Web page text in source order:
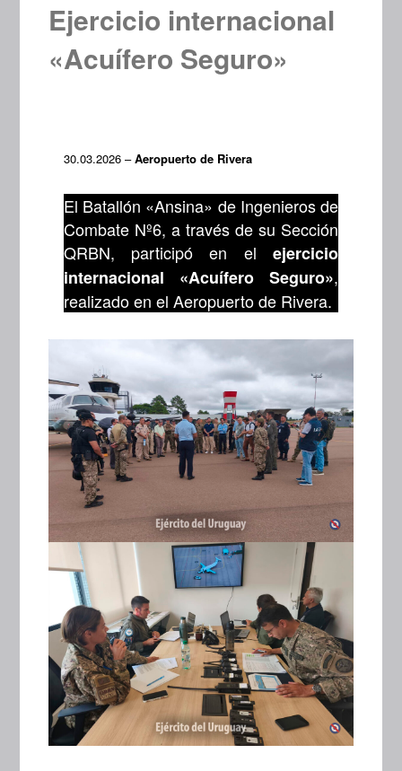
Ejercicio internacional
«Acuífero Seguro»
30.03.2026 –Aeropuerto de Rivera
El Batallón «Ansina» de Ingenieros de
Combate Nº6, a través de su Sección
QRBN, participó en el ejercicio
internacional «Acuífero Seguro»,
realizado en el Aeropuerto de Rivera.